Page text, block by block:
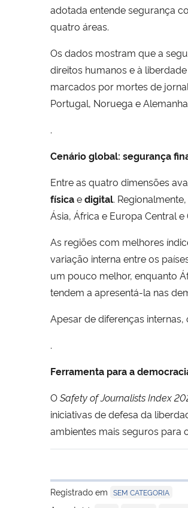
adotada entende segurança
quatro áreas.
Os dados mostram que a
direitos humanos e à
marcados por mortes de
Portugal, Noruega e
.
Cenário global: segurança
Entre as quatro dimensões
físicaedigital.
Ásia, África e Europa Central e
As regiões com melhores
variação interna entre os
um pouco melhor, enquanto
tendem a apresentá-la nas
Apesar de diferenças
.
Ferramenta para a
OSafety of Journalists Index
iniciativas de defesa da
ambientes mais seguros para
Registrado em SEM CATEGORIA